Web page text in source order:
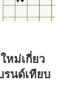
หม่เกี่ยว
รนด์เทียบ